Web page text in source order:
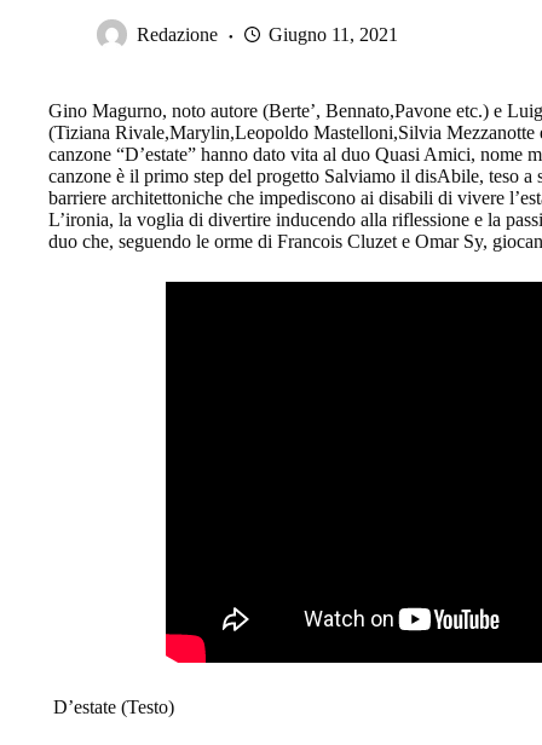
Redazione Giugno 11, 2021
Gino Magurno, noto autore (Berte’, Bennato,Pavone etc.) e
(Tiziana Rivale,Marylin,Leopoldo Mastelloni,Silvia Mezzanotte
canzone “D’estate” hanno dato vita al duo Quasi Amici, nome
canzone è il primo step del progetto Salviamo il disAbile, teso
barriere architettoniche che impediscono ai disabili di vivere
L’ironia, la voglia di divertire inducendo alla riflessione e la
duo che, seguendo le orme di Francois Cluzet e Omar Sy,
D’estate (Testo)